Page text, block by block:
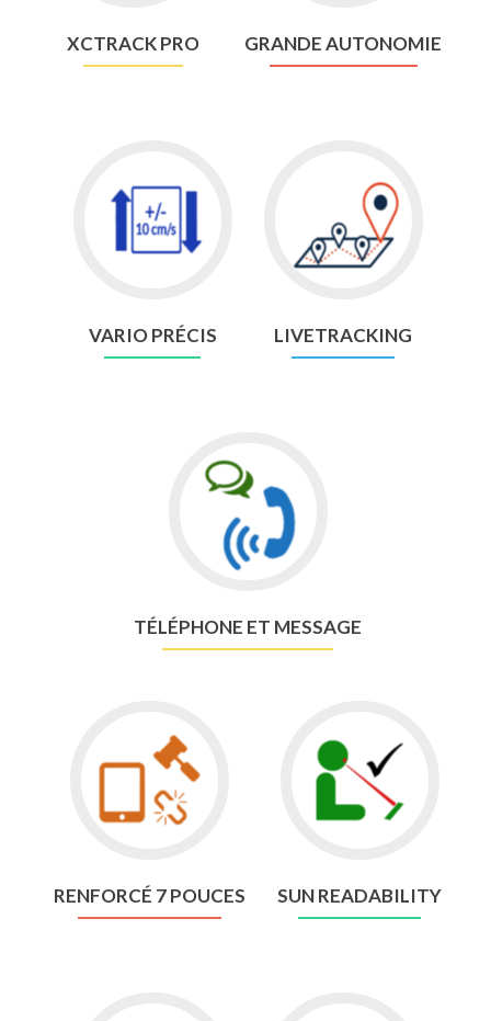
XCTRACK PRO GRANDE AUTONOMIE
to
Accurate
vario
VARIO PRÉCIS
Livetracking
LIVETRACKING
to
Phone&Message
TÉLÉPHONE ET MESSAGE
to
Rugged
7
RENFORCÉ 7 POUCES
Sun
readability
SUN READABILITY